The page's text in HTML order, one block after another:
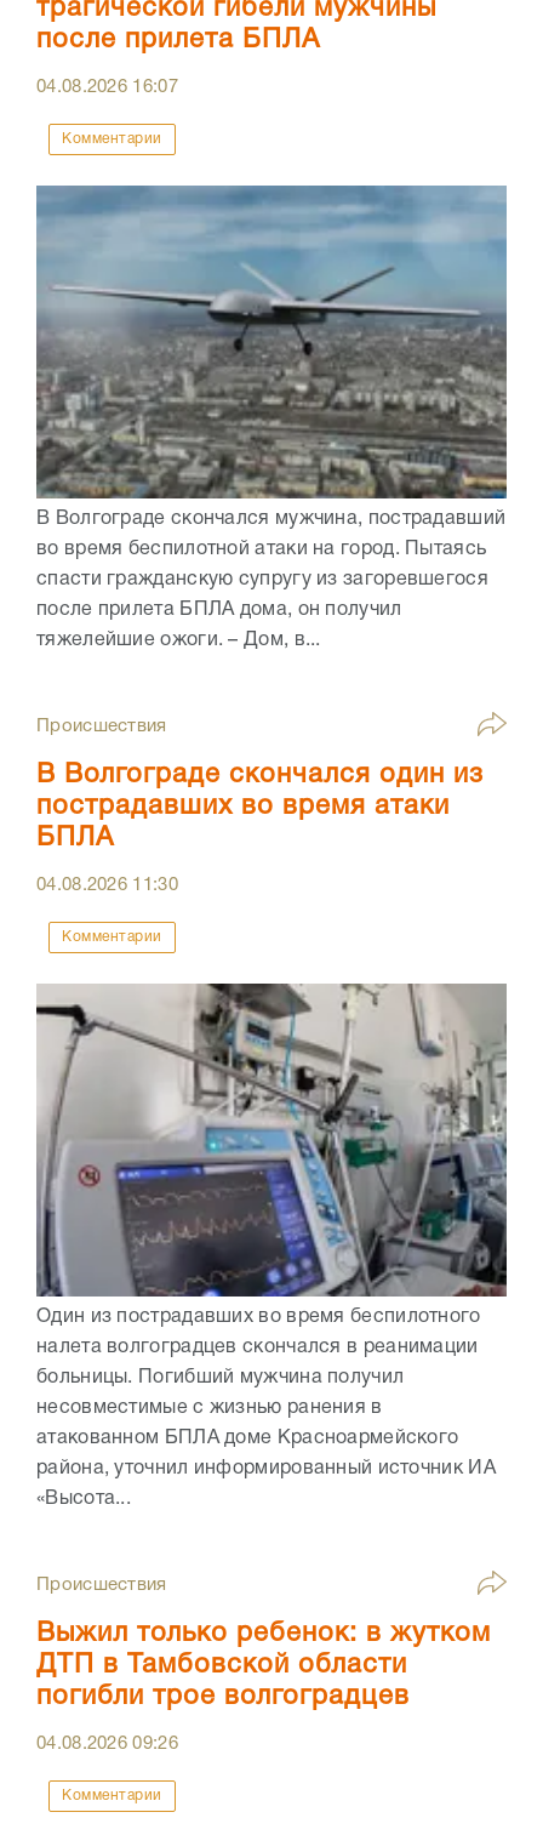
трагической гибели мужчины
после прилета БПЛА
04.08.2026 16:07
Комментарии
В Волгограде скончался мужчина, пострадавший
во время беспилотной атаки на город. Пытаясь
спасти гражданскую супругу из загоревшегося
после прилета БПЛА дома, он получил
тяжелейшие ожоги. – Дом, в...
Происшествия
В Волгограде скончался один из
пострадавших во время атаки
БПЛА
04.08.2026 11:30
Комментарии
Один из пострадавших во время беспилотного
налета волгоградцев скончался в реанимации
больницы. Погибший мужчина получил
несовместимые с жизнью ранения в
атакованном БПЛА доме Красноармейского
района, уточнил информированный источник ИА
«Высота...
Происшествия
Выжил только ребенок: в жутком
ДТП в Тамбовской области
погибли трое волгоградцев
04.08.202609:26
Комментарии